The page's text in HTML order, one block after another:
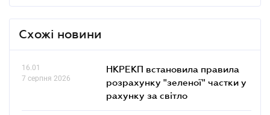
Схожі новини
16.01
7 серпня 2026
НКРЕКП встановила правила
розрахунку "зеленої" частки у
рахунку за світло